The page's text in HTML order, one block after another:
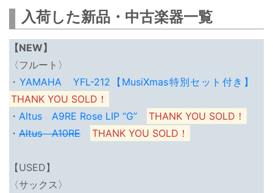
入荷した新品・中古楽器一覧
【NEW】
〈フルート〉
・YAMAHA YFL-212【MusiXmas特別セット付き】
THANK YOU SOLD！
・ Altus A9RE Rose LIP “G”
THANK YOU SOLD！
・ Altus A10RE THANK YOU SOLD！
【USED】
〈サックス〉